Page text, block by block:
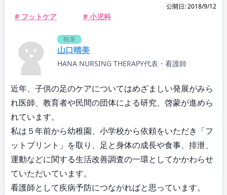
公開日: 2018/9/12
# フットケア # 小児科
執筆
山口晴美
HANA NURSING THERAPY代表・看護師
近年、子供の足のケアについてはめざましい発展がみら
れ医師、教育者や民間の団体による研究、啓蒙が進めら
れています。
私は５年前から幼稚園、小学校から依頼をいただき「フ
ットプリント」を取り、足と身体の成長や食事、排泄、
運動などに関する生活改善調査の一環としてかかわらせ
ていただいています。
看護師として疾病予防につながればと思っています。